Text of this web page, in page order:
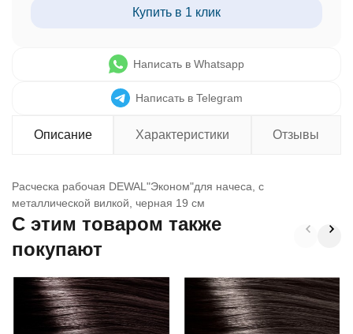
Купить в 1 клик
Написать в Whatsapp
Написать в Telegram
Описание Характеристики Отзывы
Расческа рабочая DEWAL"Эконом"для начеса, с
металлической вилкой, черная 19 см
C этим товаром также
покупают